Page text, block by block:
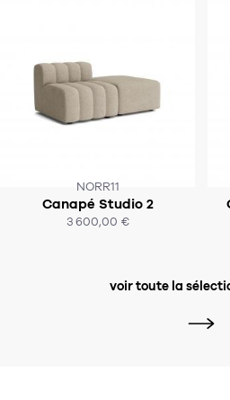
NORR11
Canapé Studio 2
3 600,00 €
SOUS 6 - 8 SEMAINES
ACHAT EXPRESS
voir toute la